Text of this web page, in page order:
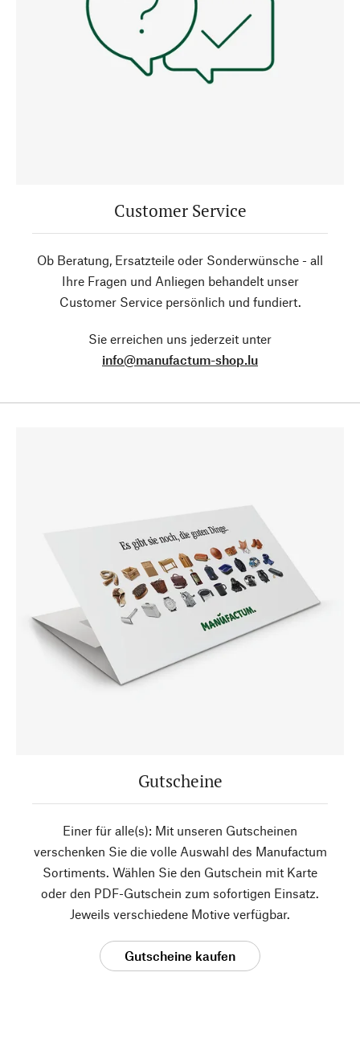
Customer Service
Ob Beratung, Ersatzteile oder Sonderwünsche - all
Ihre Fragen und Anliegen behandelt unser
Customer Service persönlich und fundiert.
Sie erreichen uns jederzeit unter
info@manufactum-shop.lu
Gutscheine
Einer für alle(s): Mit unseren Gutscheinen
verschenken Sie die volle Auswahl des Manufactum
Sortiments. Wählen Sie den Gutschein mit Karte
oder den PDF-Gutschein zum sofortigen Einsatz.
Jeweils verschiedene Motive verfügbar.
Gutscheine kaufen